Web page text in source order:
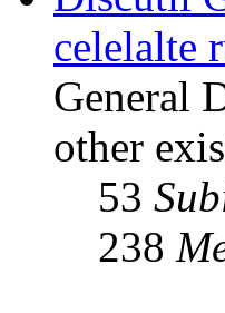
celelalte
General
other
53
238